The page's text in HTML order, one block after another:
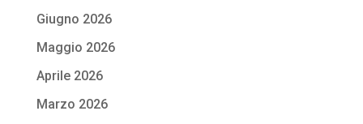
Giugno 2026
Maggio 2026
Aprile 2026
Marzo 2026